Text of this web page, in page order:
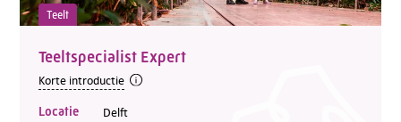
Teelt
Teeltspecialist Expert
Korte introductie
Locatie Delft